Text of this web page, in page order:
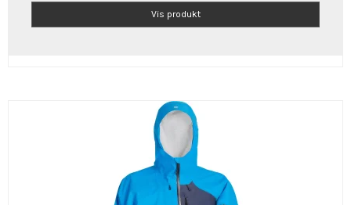
Vis produkt